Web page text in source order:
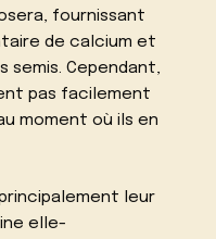
fournissant
de calcium et
semis. Cependant,
pas facilement
moment où ils en
leur
elle-